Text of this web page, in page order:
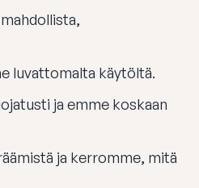
luvattomalta käytöltä.
ja emme koskaan
ja kerromme, mitä